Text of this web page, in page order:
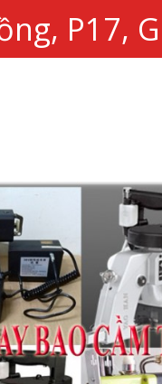
P17,